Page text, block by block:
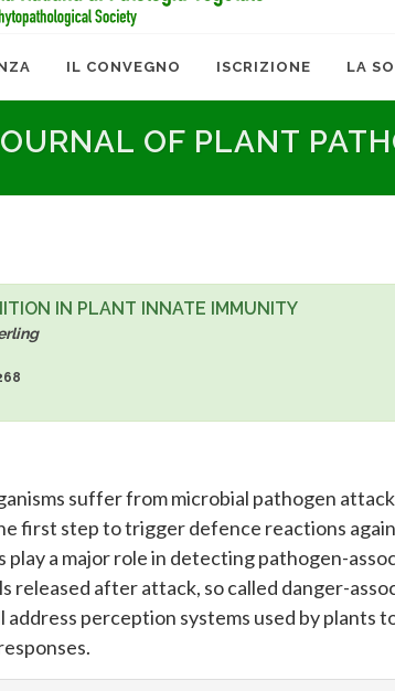
IL CONVEGNO ISCRIZIONE LA
OF PLANT
IN PLANT INNATE IMMUNITY
suffer from microbial pathogen
first step to trigger defence reactions
play a major role in detecting pathogen-
released after attack, so called danger-
perception systems used by plants